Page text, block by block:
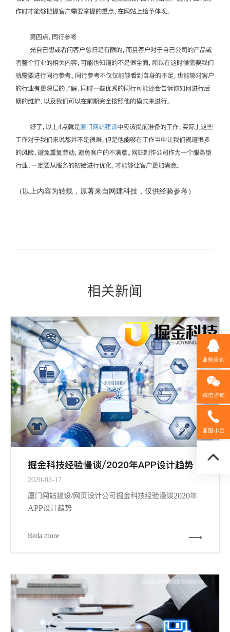
业务咨询
微信咨询
客服小金
作时才能够把握客户需要掌握的重点，在网站上给予体现。
第四点，同行参考
光自己想或者问客户总归是有限的，而且客户对于自己公司的产品或
者整个行业的相关内容，可能也知道的不是很全面，所以在这时候需要我们
就需要进行同行参考。同行参考不仅仅能够看到自身的不足，也能够对客户
的行业有更深层的了解，同时一些优秀的同行可能还会告诉你如何进行后
期的维护，以及我们可以在前期完全按照他的模式来进行。
好了，以上4点就是厦门网站建设中应该提前准备的工作，实际上这些
工作对于我们来说都并不是很难，但是他能够在工作当中让我们规避很多
的风险，避免重复劳动，避免客户的不满意。网站制作公司作为一个服务型
行业，一定要从服务的初始进行优化，才能够让客户更加满意。
（以上内容为转载，原著来自网建科技，仅供经验参考）
相关新闻
掘金科技经验慢谈/2020年APP设计趋势
2020-02-17
厦门网站建设/网页设计公司掘金科技经验漫谈2020年
APP设计趋势
Reda more